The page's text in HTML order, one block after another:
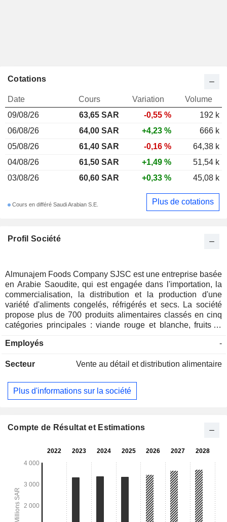
Profil Société
Almunajem Foods Company SJSC est une entreprise basée
en Arabie Saoudite, qui est engagée dans l'importation, la
commercialisation, la distribution et la production d'une
variété d'aliments congelés, réfrigérés et secs. La société
propose plus de 700 produits alimentaires classés en cinq
catégories principales : viande rouge et blanche, fruits et
autres produits. L'entreprise commercialise également ses
Habra et d'autres, par l'intermédiaire de plus de 18 000
de la vente en gros et de la restauration. La société exploite
environ quatorze succursales dans le Royaume, dont douze
produit de la viande hachée, des poitrines de poulet, des
Employés -
Secteur Vente au détail et distribution alimentaire
Plus d'informations sur la société
Cotations
Date Cours Variation
Volume
09/08/26
63,65 SAR -0,55 %
192 k
06/08/26
64,00 SAR +4,23 %
666 k
05/08/26
61,40 SAR -0,16 %
64,38 k
04/08/26
61,50 SAR +1,49 %
51,54 k
03/08/26
60,60 SAR +0,33 % 45,08 k
Cours en différé Saudi Arabian S.E. Plus de cotations
Compte de Résultat et Estimations